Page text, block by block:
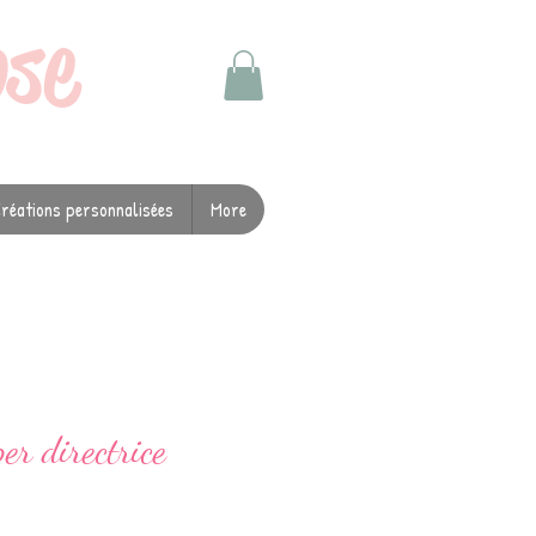
personnalisées More
directrice